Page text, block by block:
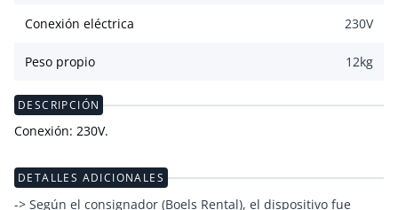
Conexión eléctrica 230V
Peso propio 12kg
DESCRIPCIÓN
Conexión: 230V.
DETALLES ADICIONALES
-> Según el consignador (Boels Rental), el dispositivo fue